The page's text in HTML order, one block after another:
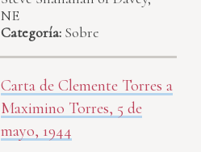
NE
Categoría: Sobre
Carta de Clemente Torres a
Maximino Torres, 5 de
mayo, 1944